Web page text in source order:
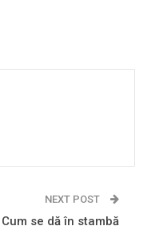
NEXT POST
Cum se dă în stambă